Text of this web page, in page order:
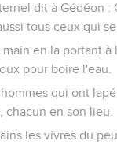
dit à Gédéon :
tous ceux qui
en la portant
pour boire l'eau.
qui ont
en son lieu.
les vivres du